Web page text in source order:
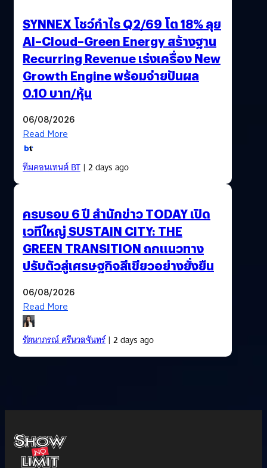
SYNNEX โชว์กำไร Q2/69 โต 18% ลุย
AI–Cloud–Green Energy สร้างฐาน
Recurring Revenue เร่งเครื่อง New
Growth Engine พร้อมจ่ายปันผล
0.10 บาท/หุ้น
06/08/2026
Read More
ทีมคอนเทนต์ BT| 2 days ago
ครบรอบ 6 ปี สำนักข่าว TODAY เปิด
เวทีใหญ่ SUSTAIN CITY: THE
GREEN TRANSITION ถกแนวทาง
ปรับตัวสู่เศรษฐกิจสีเขียวอย่างยั่งยืน
06/08/2026
Read More
รัตนาภรณ์ ศรีนวลจันทร์| 2 days ago